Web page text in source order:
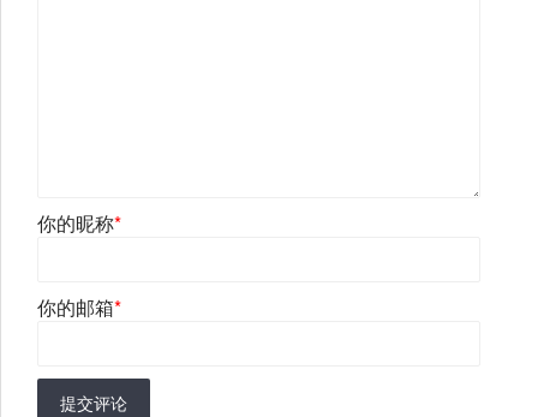
你的昵称*
你的邮箱*
提交评论